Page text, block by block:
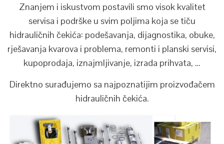
Znanjem i iskustvom postavili smo visok kvalitet
servisa i podrške u svim poljima koja se tiču
hidrauličnih čekića: podešavanja, dijagnostika, obuke,
rješavanja kvarova i problema, remonti i planski servisi,
kupoprodaja, iznajmljivanje, izrada prihvata, …
Direktno surađujemo sa najpoznatijim proizvođačem
hidrauličnih čekića.